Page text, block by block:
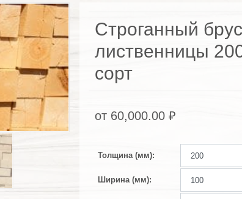
Строганный
лиственницы
сорт
от 60,000.00 ₽
Толщина (мм)
Ширина (мм)